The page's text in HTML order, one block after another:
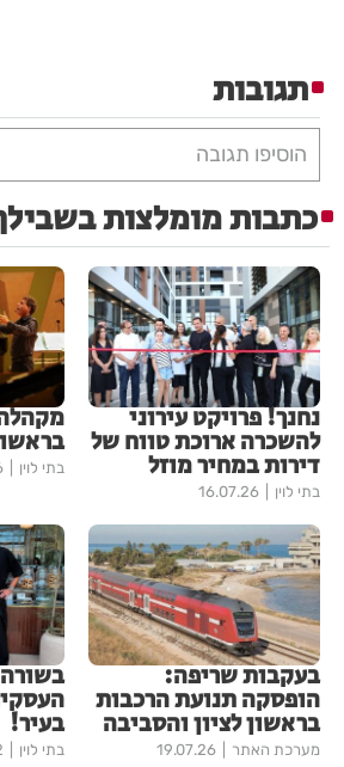
תגובות
הוסיפו תגובה
כתבות מומלצות
נחנך! פרויקט עירוני
להשכרה ארוכת טווח של
דירות במחיר מוזל
בתי לוין 16.07.26
בתי לוין
בעקבות שריפה:
הופסקה תנועת הרכבות
בראשון לציון והסביבה
מערכת האתר 19.07.26
בעיר!
בתי לוין